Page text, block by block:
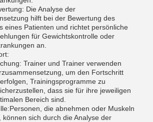
Die Analyse der
hilft bei der Bewertung des
eines Patienten und richtet persönliche
für Gewichtskontrolle oder
an.
Trainer und Trainer verwenden
um den Fortschritt
Trainingsprogramme zu
dass sie für ihre jeweiligen
Bereich sind.
die abnehmen oder Muskeln
können sich durch die Analyse der